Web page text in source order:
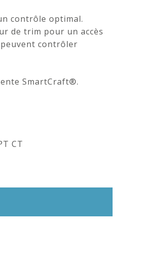
contrôle optimal.
de trim pour un accès
contrôler
SmartCraft®.
CT